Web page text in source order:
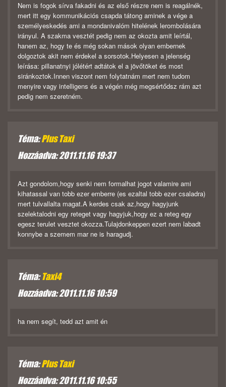
Nem is fogok sírva fakadni és az első részre nem is reagálnék,
mert itt egy kommunikációs csapda tátong aminek a vége a
személyeskedés ami a mondanivalóm hitelének lerombolására
irányul. A szakma vesztét pedig nem az okozta amit leírtál,
hanem az, hogy te és még sokan mások olyan embernek
dolgoztok akit nem érdekel a sorsotok.Helyesen a jelenség
leírása: pillanatnyi jólétért adtátok el a jövőtöket és most
siránkoztok.Innen viszont nem folytatnám mert nem tudom
menyire vagy intelligens és a végén még megsértődsz rám azt
pedig nem szeretném.
Téma:Plus Taxi
Hozzáadva: 2011.11.16 19:37
Azt gondolom,hogy senki nem formalhat jogot valamire ami
kihatassal van tobb ezer emberre (es ezaltal tobb ezer csaladra)
mert tulvallalta magat.A kerdes csak az,hogy hagyjunk
szelektalodni egy reteget vagy hagyjuk,hogy ez a reteg egy
egesz terulet vesztet okozza.Tulajdonkeppen ezert nem labadt
konnybe a szemem mar ne is haragudj.
Téma:Taxi4
Hozzáadva: 2011.11.16 10:59
ha nem segít, tedd azt amit én
Téma:Plus Taxi
Hozzáadva: 2011.11.16 10:55